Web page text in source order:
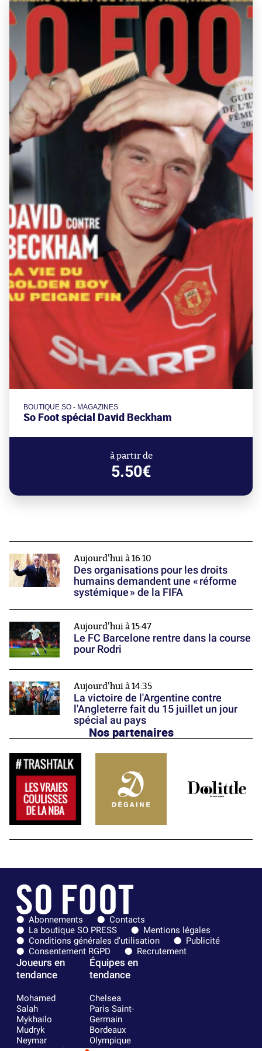
BOUTIQUE SO - MAGAZINES
So Foot spécial David Beckham
à partir de
5.50€
Aujourd'hui à 16:10
Des organisations pour les droits
humains demandent une « réforme
systémique » de la FIFA
Aujourd'hui à 15:47
Le FC Barcelone rentre dans la course
pour Rodri
Aujourd'hui à 14:35
La victoire de l'Argentine contre
l'Angleterre fait du 15 juillet un jour
spécial au pays
Nos partenaires
Abonnements
Contacts
La boutique SO PRESS
Mentions légales
Conditions générales d'utilisation
Publicité
Consentement RGPD
Recrutement
Joueurs en
tendance
Mohamed
Salah
Mykhailo
Mudryk
Neymar
Équipes en
tendance
Chelsea
Paris Saint-
Germain
Bordeaux
Olympique